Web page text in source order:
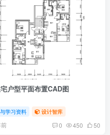
户型平面布置CAD图
学习资料 设计智库
0 450 50